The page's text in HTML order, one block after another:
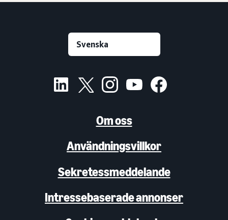
Om oss
Användningsvillkor
Sekretessmeddelande
Intressebaserade annonser